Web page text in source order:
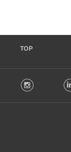
TOP
LinkedIn